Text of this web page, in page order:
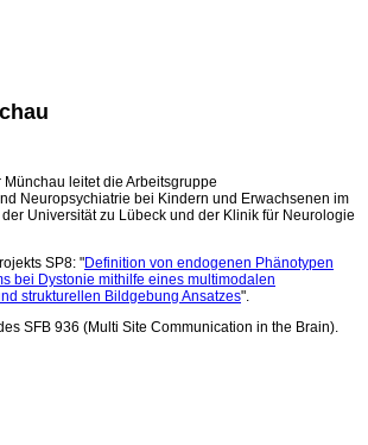
Münchau leitet die Arbeitsgruppe
Neuropsychiatrie bei Kindern und Erwachsenen im
Universität zu Lübeck und der Klinik für Neurologie
SP8: "Definition von endogenen Phänotypen
bei Dystonie mithilfe eines multimodalen
strukturellen Bildgebung Ansatzes".
SFB 936 (Multi Site Communication in the Brain).